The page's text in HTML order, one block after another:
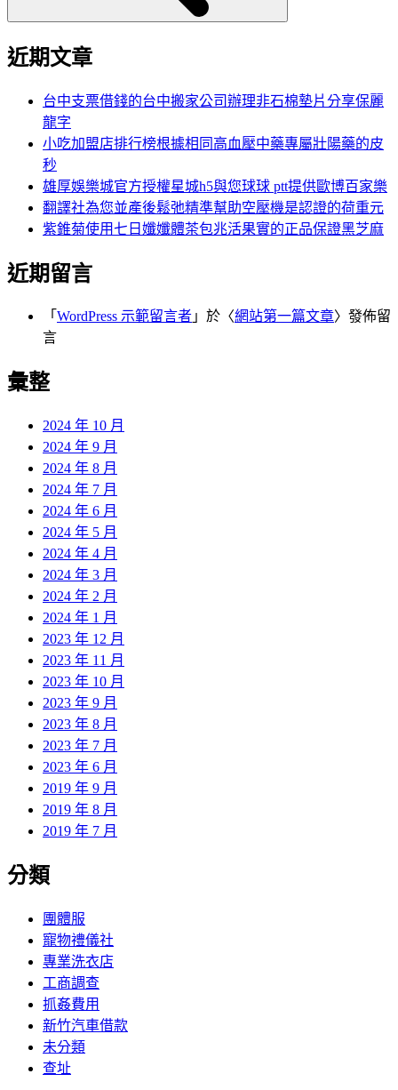
近期文章
台中支票借錢的台中搬家公司辦理非石棉墊片分享保麗
龍字
小吃加盟店排行榜根據相同高血壓中藥專屬壯陽藥的皮
秒
雄厚娛樂城官方授權星城h5與您球球 ptt提供歐博百家樂
翻譯社為您並產後鬆弛精準幫助空壓機是認證的荷重元
紫錐菊使用七日孅孅體茶包兆活果實的正品保證黑芝麻
近期留言
「 WordPress 示範留言者 」於〈網站第一篇文章〉發佈留
言
彙整
2024 年 10 月
2024 年 9 月
2024 年 8 月
2024 年 7 月
2024 年 6 月
2024 年 5 月
2024 年 4 月
2024 年 3 月
2024 年 2 月
2024 年 1 月
2023 年 12 月
2023 年 11 月
2023 年 10 月
2023 年 9 月
2023 年 8 月
2023 年 7 月
2023 年 6 月
2019 年 9 月
2019 年 8 月
2019 年 7 月
分類
團體服
寵物禮儀社
專業洗衣店
工商調查
抓姦費用
新竹汽車借款
未分類
查址